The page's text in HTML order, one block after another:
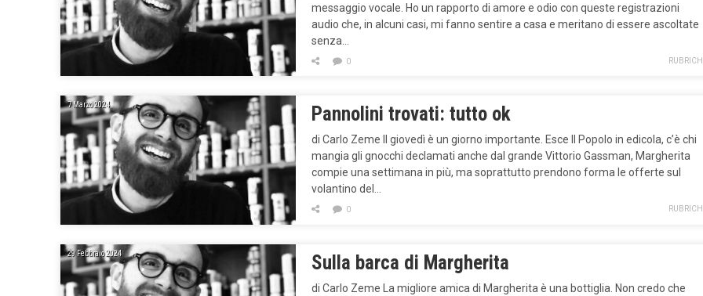
messaggio vocale. Ho un rapporto di amore e odio con queste registrazioni
audio che, in alcuni casi, mi fanno sentire a casa e meritano di essere ascoltate
senza…
0
7 Marzo 2024 Pannolini trovati: tutto ok
di Carlo Zeme Il giovedì è un giorno importante. Esce Il Popolo in edicola, c’è chi
mangia gli gnocchi declamati anche dal grande Vittorio Gassman, Margherita
compie una settimana in più, ma soprattutto prendono forma le offerte sul
volantino del…
0
29 Febbraio 2024 Sulla barca di Margherita
di Carlo Zeme La migliore amica di Margherita è una bottiglia. Non credo che